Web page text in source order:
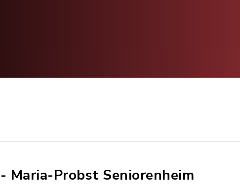
Maria-Probst Seniorenheim